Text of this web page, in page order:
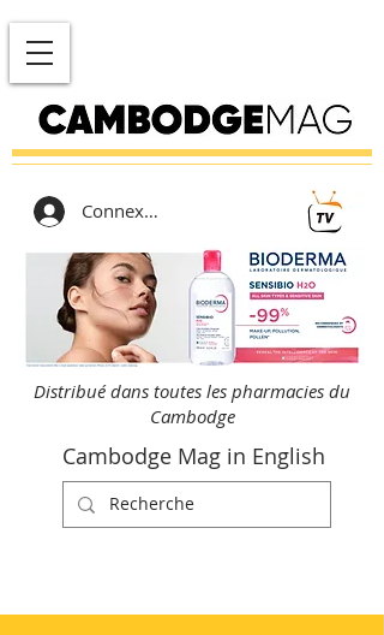
Connexion
Distribué dans toutes les pharmacies du
Cambodge
Cambodge Mag in English